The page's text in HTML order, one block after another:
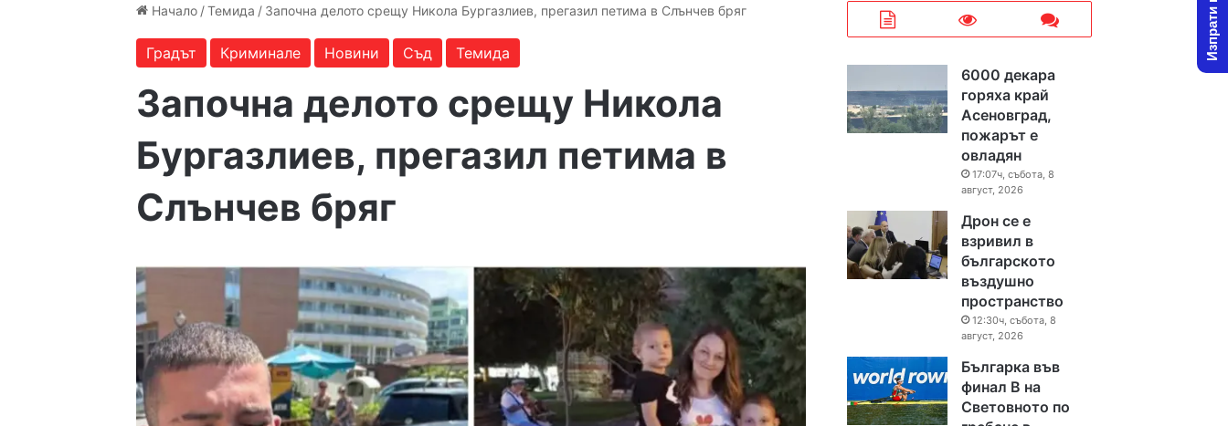
Начало / Темида / Започна делото срещу Никола Бургазлиев, прегазил петима в Слънчев бряг
Градът Криминале Новини Съд Темида
Започна делото срещу Никола
Бургазлиев, прегазил петима в
Слънчев бряг
6000 декара
горяха край
Асеновград,
пожарът е
овладян
17:07ч, събота, 8
август, 2026
Дрон се е
взривил в
българското
въздушно
пространство
12:30ч, събота, 8
август, 2026
Българка във
финал B на
Световното по